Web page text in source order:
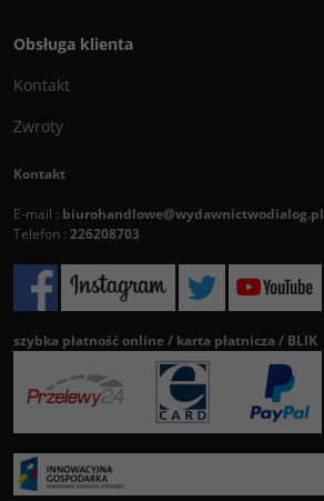
Obsługa klienta
Kontakt
Zwroty
Kontakt
E-mail : biurohandlowe@wydawnictwodialog.pl
Telefon : 226208703
szybka płatność online / karta płatnicza / BLIK